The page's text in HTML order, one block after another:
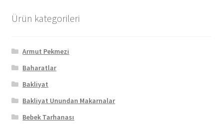
Ürün kategorileri
Armut Pekmezi
Baharatlar
Bakliyat
Bakliyat Unundan Makarnalar
Bebek Tarhanası